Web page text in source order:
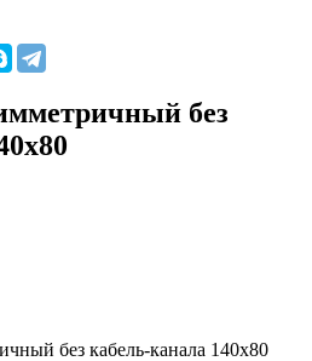
без
без кабель-канала 140x80